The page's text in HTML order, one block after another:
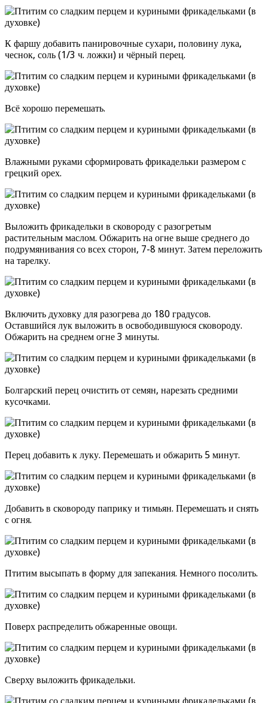
К фаршу добавить панировочные сухари, половину лука,
чеснок, соль (1/3 ч. ложки) и чёрный перец.
Всё хорошо перемешать.
Влажными руками сформировать фрикадельки размером с
грецкий орех.
Выложить фрикадельки в сковороду с разогретым
растительным маслом. Обжарить на огне выше среднего до
подрумянивания со всех сторон, 7-8 минут. Затем переложить
на тарелку.
Включить духовку для разогрева до 180 градусов.
Оставшийся лук выложить в освободившуюся сковороду.
Обжарить на среднем огне 3 минуты.
Болгарский перец очистить от семян, нарезать средними
кусочками.
Перец добавить к луку. Перемешать и обжарить 5 минут.
Добавить в сковороду паприку и тимьян. Перемешать и снять
с огня.
Птитим высыпать в форму для запекания. Немного посолить.
Поверх распределить обжаренные овощи.
Сверху выложить фрикадельки.